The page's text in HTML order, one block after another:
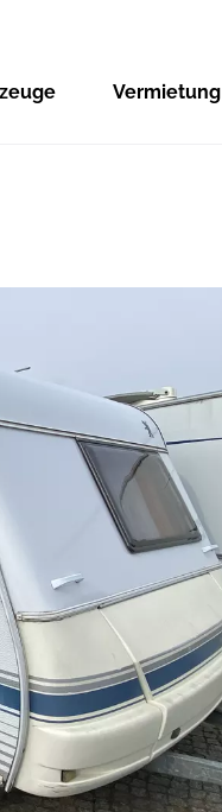
Vermietung